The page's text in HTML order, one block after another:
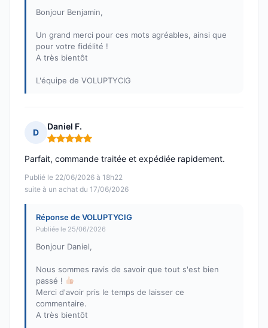
Bonjour Benjamin,
Un grand merci pour ces mots agréables, ainsi que
pour votre fidélité !
A très bientôt
L'équipe de VOLUPTYCIG
D
Daniel F.
Note : 5 sur 5
Publié le 22/06/2026 à 18h22
suite à un achat du 17/06/2026
Parfait, commande traitée et expédiée rapidement.
Réponse de VOLUPTYCIG
Publiée le 25/06/2026
Bonjour Daniel,
Nous sommes ravis de savoir que tout s'est bien
passé !
Merci d'avoir pris le temps de laisser ce
commentaire.
A très bientôt